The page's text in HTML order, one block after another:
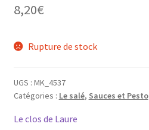
8,20€
Rupture de stock
UGS : MK_4537
Catégories : Le salé, Sauces et Pesto
Le clos de Laure